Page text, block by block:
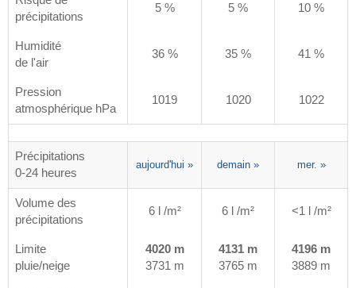
précipitations
5 % 5 % 10 %
Humidité
de l'air
36 % 35 % 41 %
Pression
atmosphérique hPa
1019 1020 1022
Précipitations
0-24 heures
aujourd'hui » demain » mer. »
Volume des
précipitations
6 l /m² 6 l /m² <1 l /m²
Limite
pluie/neige
4020 m
3731 m
4131 m
3765 m
4196 m
3889 m